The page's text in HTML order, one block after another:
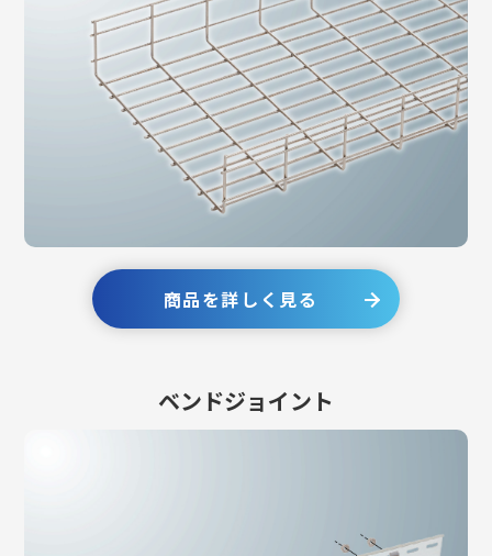
商品を詳しく見る
ベンドジョイント